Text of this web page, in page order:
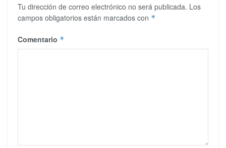
Tu dirección de correo electrónico no será publicada. Los
campos obligatorios están marcados con *
Comentario *